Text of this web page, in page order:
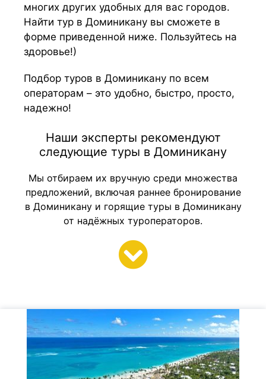
многих других удобных для вас городов.
Найти тур в Доминикану вы сможете в
форме приведенной ниже. Пользуйтесь на
здоровье!)
Подбор туров в Доминикану по всем
операторам – это удобно, быстро, просто,
надежно!
Наши эксперты рекомендуют
следующие туры в Доминикану
Мы отбираем их вручную среди множества
предложений, включая раннее бронирование
в Доминикану и горящие туры в Доминикану
от надёжных туроператоров.